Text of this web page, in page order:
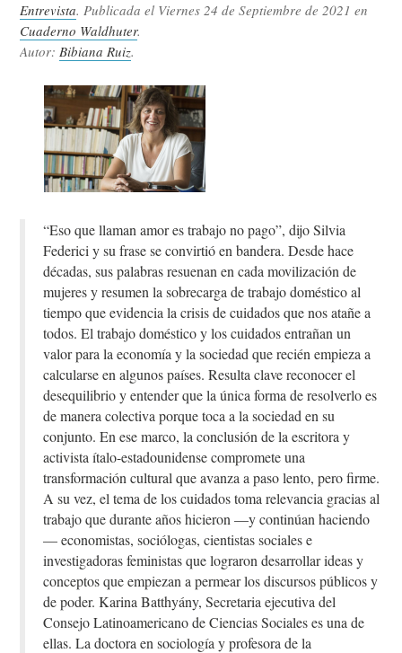
Entrevista. Publicada el Viernes 24 de Septiembre de 2021 en
Cuaderno Waldhuter.
Autor:Bibiana Ruiz.
“Eso que llaman amor es trabajo no pago”, dijo Silvia
Federici y su frase se convirtió en bandera. Desde hace
décadas, sus palabras resuenan en cada movilización de
mujeres y resumen la sobrecarga de trabajo doméstico al
tiempo que evidencia la crisis de cuidados que nos atañe a
todos. El trabajo doméstico y los cuidados entrañan un
valor para la economía y la sociedad que recién empieza a
calcularse en algunos países. Resulta clave reconocer el
desequilibrio y entender que la única forma de resolverlo es
de manera colectiva porque toca a la sociedad en su
conjunto. En ese marco, la conclusión de la escritora y
activista ítalo-estadounidense compromete una
transformación cultural que avanza a paso lento, pero firme.
A su vez, el tema de los cuidados toma relevancia gracias al
trabajo que durante años hicieron —y continúan haciendo
— economistas, sociólogas, cientistas sociales e
investigadoras feministas que lograron desarrollar ideas y
conceptos que empiezan a permear los discursos públicos y
de poder. Karina Batthyány, Secretaria ejecutiva del
Consejo Latinoamericano de Ciencias Sociales es una de
ellas. La doctora en sociología y profesora de la